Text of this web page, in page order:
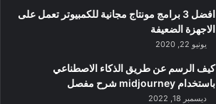
افضل 3 برامج مونتاج مجانية للكمبيوتر تعمل على
الاجهزة الضعيفة
يونيو 22, 2020
كيف الرسم عن طريق الذكاء الاصطناعي
باستخدام midjourney شرح مفصل
ديسمبر 18, 2022